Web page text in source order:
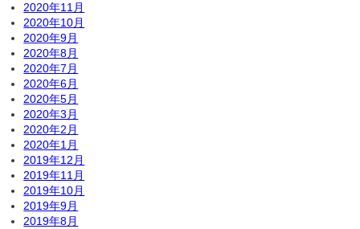
2020年11月
2020年10月
2020年9月
2020年8月
2020年7月
2020年6月
2020年5月
2020年3月
2020年2月
2020年1月
2019年12月
2019年11月
2019年10月
2019年9月
2019年8月